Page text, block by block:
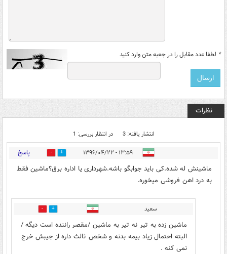
* لطفا عدد مقابل را در جعبه متن وارد کنید
نظرات
انتشار یافته: 3 در انتظار بررسی: 1
۱۳:۵۹ - ۱۳۹۶/۰۴/۲۲ 2 پاسخ
ماشینش له شده.کی باید جوابگو باشه.شهرداری یا اداره برق؟ماشین فقط
به درد اهن فروشی میخوره.
سعید 1
ماشین زده به تیر نه تیر به ماشین /مقصر راننده است دیگه /
البته احتمال زیاد بیمه بدنه و شخص ثالث داره از جیبش خرج
نمی کنه .